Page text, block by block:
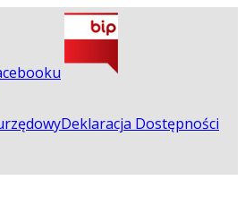
Deklaracja Dostępności